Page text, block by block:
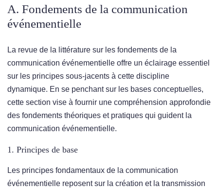
A. Fondements de la communication
événementielle
La revue de la littérature sur les fondements de la
communication événementielle offre un éclairage essentiel
sur les principes sous-jacents à cette discipline
dynamique. En se penchant sur les bases conceptuelles,
cette section vise à fournir une compréhension approfondie
des fondements théoriques et pratiques qui guident la
communication événementielle.
1. Principes de base
Les principes fondamentaux de la communication
événementielle reposent sur la création et la transmission